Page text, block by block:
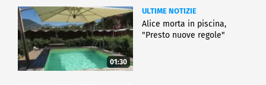
01:30
ULTIME NOTIZIE
Alice morta in piscina,
"Presto nuove regole"